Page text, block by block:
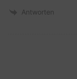
Antworten